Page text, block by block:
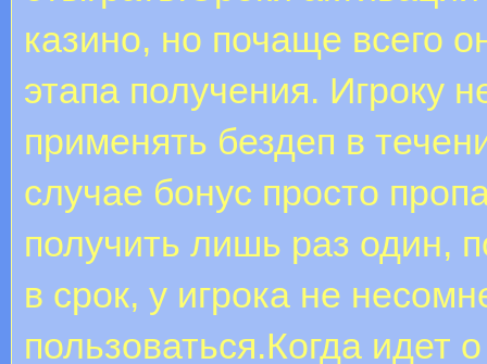
казино, но почаще всего
этапа получения. Игроку
применять бездеп в
случае бонус просто
получить лишь раз один,
в срок, у игрока не
пользоваться.Когда идет